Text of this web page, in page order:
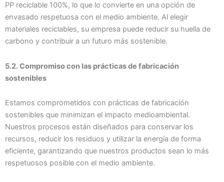
PP reciclable 100%, lo que lo convierte en una opción de
envasado respetuosa con el medio ambiente. Al elegir
materiales reciclables, su empresa puede reducir su huella de
carbono y contribuir a un futuro más sostenible.
5.2. Compromiso con las prácticas de fabricación
sostenibles
Estamos comprometidos con prácticas de fabricación
sostenibles que minimizan el impacto medioambiental.
Nuestros procesos están diseñados para conservar los
recursos, reducir los residuos y utilizar la energía de forma
eficiente, garantizando que nuestros productos sean lo más
respetuosos posible con el medio ambiente.